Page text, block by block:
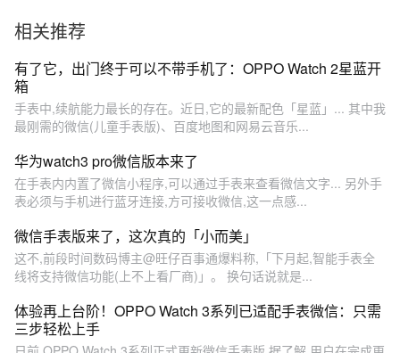
相关推荐
有了它，出门终于可以不带手机了：OPPO Watch 2星蓝开
箱
手表中,续航能力最长的存在。近日,它的最新配色「星蓝」... 其中我
最刚需的微信(儿童手表版)、百度地图和网易云音乐...
华为watch3 pro微信版本来了
在手表内内置了微信小程序,可以通过手表来查看微信文字... 另外手
表必须与手机进行蓝牙连接,方可接收微信,这一点感...
微信手表版来了，这次真的「小而美」
这不,前段时间数码博主@旺仔百事通爆料称,「下月起,智能手表全
线将支持微信功能(上不上看厂商)」。 换句话说就是...
体验再上台阶！OPPO Watch 3系列已适配手表微信：只需
三步轻松上手